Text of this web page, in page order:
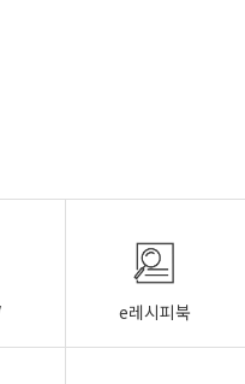
e레시피북